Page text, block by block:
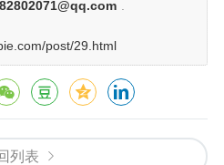
post/29.html
列表